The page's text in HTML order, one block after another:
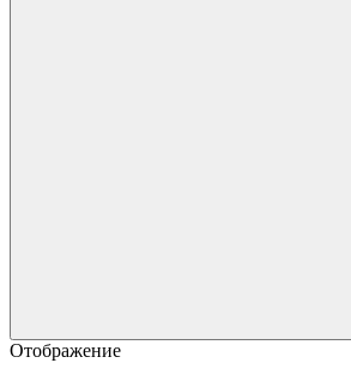
Отображение